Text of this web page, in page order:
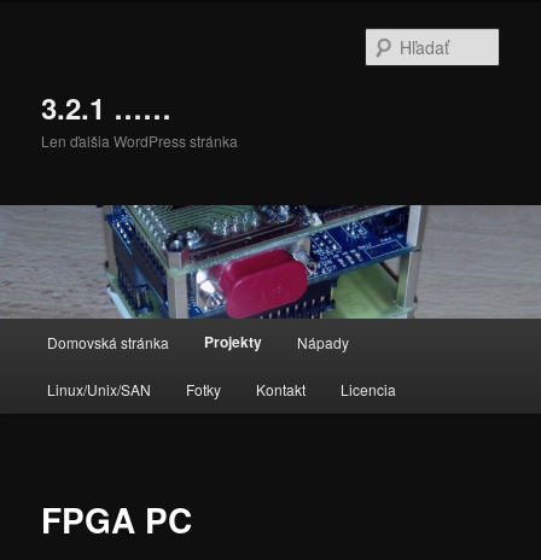
3.2.1 ……
Len ďalšia WordPress stránka
Domovská stránka Projekty Nápady
Linux/Unix/SAN Fotky Kontakt Licencia
FPGA PC